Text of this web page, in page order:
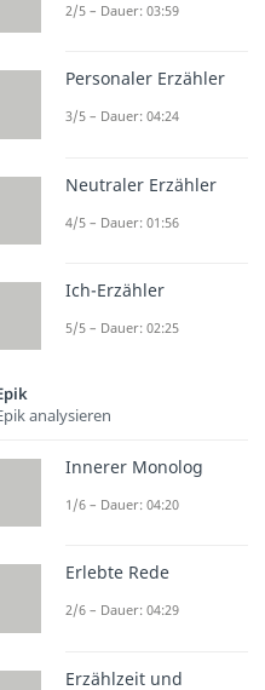
2/5 – Dauer: 03:59
Personaler Erzähler
3/5 – Dauer: 04:24
Neutraler Erzähler
4/5 – Dauer: 01:56
Ich-Erzähler
5/5 – Dauer: 02:25
analysieren
Innerer Monolog
1/6 – Dauer: 04:20
Erlebte Rede
2/6 – Dauer: 04:29
Erzählzeit und